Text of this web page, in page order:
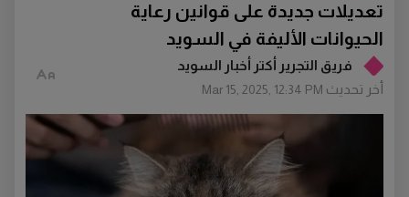
فريق التجرير أكتر أخبار السويد
أخر تحديث Mar 15, 2025, 12:34 PM
تعديلات جديدة على قوانين رعاية
الحيوانات الأليفة في السويد